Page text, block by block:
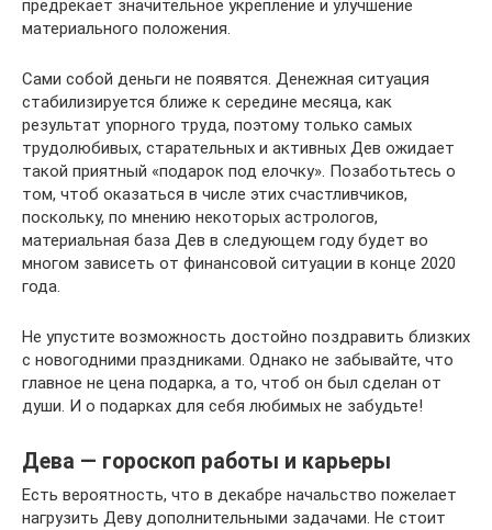
предрекает значительное укрепление и улучшение
материального положения.
Сами собой деньги не появятся. Денежная ситуация
стабилизируется ближе к середине месяца, как
результат упорного труда, поэтому только самых
трудолюбивых, старательных и активных Дев ожидает
такой приятный «подарок под елочку». Позаботьтесь о
том, чтоб оказаться в числе этих счастливчиков,
поскольку, по мнению некоторых астрологов,
материальная база Дев в следующем году будет во
многом зависеть от финансовой ситуации в конце 2020
года.
Не упустите возможность достойно поздравить близких
с новогодними праздниками. Однако не забывайте, что
главное не цена подарка, а то, чтоб он был сделан от
души. И о подарках для себя любимых не забудьте!
Дева — гороскоп работы и карьеры
Есть вероятность, что в декабре начальство пожелает
нагрузить Деву дополнительными задачами. Не стоит